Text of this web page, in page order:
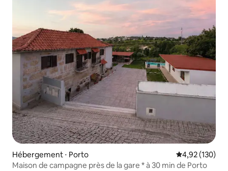
Hébergement ⋅ Porto Évaluation
4,92 (130)
Maison de campagne près de la gare * à 30 min de Porto